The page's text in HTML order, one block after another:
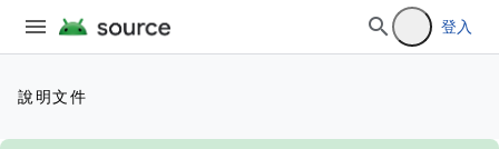
登入
說明文件